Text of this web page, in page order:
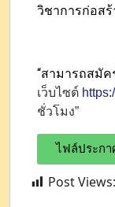
วิชาการก่อส
“สามารถสมัค
เว็บไซต์
ชั่วโมง”
ไฟล์ประก
Post Views: